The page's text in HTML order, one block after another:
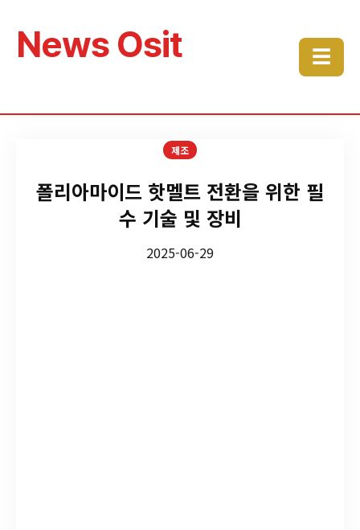
News Osit ☰
제조
폴리아마이드 핫멜트 전환을 위한 필
수 기술 및 장비
2025-06-29